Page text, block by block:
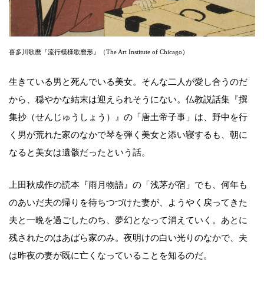
喜多川歌麿『流行模様歌麿形』（The Art Institute of Chicago）
生きている男と死んでいる美女。そんな二人が愛し合うのだ
から、穏やかな結末は迎えられそうにない。仏教説話集『撰
集抄（せんじゅうしょう）』の「唐土帝子事」は、野中を行
く男が荒れた家のなかで琴を弾く美女と添い寝するも、朝に
なると美女は遺骸だったという話。
上田秋成作の読本『雨月物語』の「浅茅が宿」でも、何年も
のあいだ夫の帰りを待ちつづけた妻が、ようやく戻ってきた
夫と一晩を過ごしたのち、夢幻となって消えていく。あとに
残されたのはあばら家のみ。夜明けの白い光りのなかで、夫
は昨夜の妻が既に亡くなっていることを知るのだ。